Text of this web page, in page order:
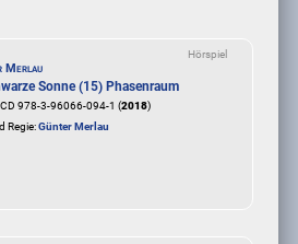
Hörspiel
Merlau
Sonne (15) Phasenraum
CD 978-3-96066-094-1 (2018)
Regie:Günter Merlau